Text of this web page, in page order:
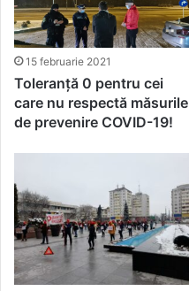
15 februarie 2021
Toleranță 0 pentru cei
care nu respectă măsurile
de prevenire COVID-19!